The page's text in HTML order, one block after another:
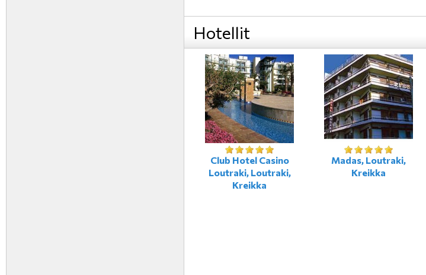
Hotellit
Club Hotel Casino
Loutraki, Loutraki,
Kreikka
Madas, Loutraki,
Kreikka